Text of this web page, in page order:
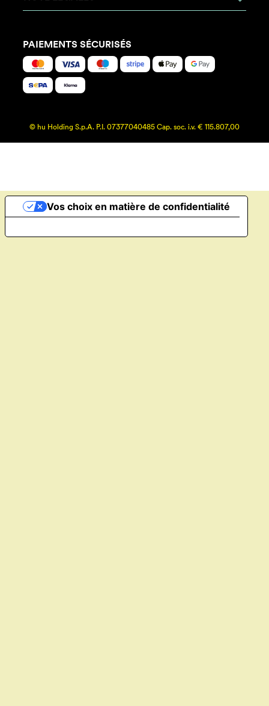
PAIEMENTS SÉCURISÉS
© hu Holding S.p.A. P.I. 07377040485 Cap. soc. i.v. € 115.807,00
Vos choix en matière de confidentialité